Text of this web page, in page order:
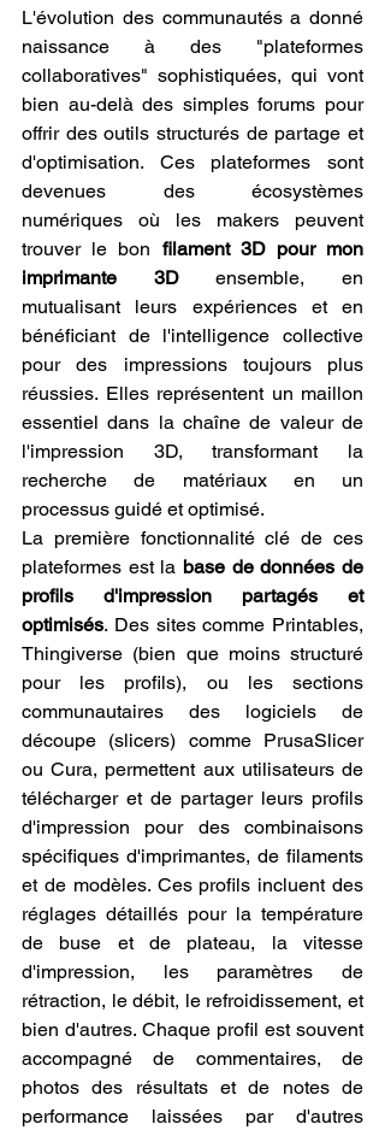
L'évolution des communautés a donné
naissance à des "plateformes
collaboratives" sophistiquées, qui vont
bien au-delà des simples forums pour
offrir des outils structurés de partage et
d'optimisation. Ces plateformes sont
devenues des écosystèmes
numériques où les makers peuvent
trouver le bon filament 3D pour mon
imprimante 3D ensemble, en
mutualisant leurs expériences et en
bénéficiant de l'intelligence collective
pour des impressions toujours plus
réussies. Elles représentent un maillon
essentiel dans la chaîne de valeur de
l'impression 3D, transformant la
recherche de matériaux en un
processus guidé et optimisé.
La première fonctionnalité clé de ces
plateformes est la base de données de
profils d'impression partagés et
optimisés. Des sites comme Printables,
Thingiverse (bien que moins structuré
pour les profils), ou les sections
communautaires des logiciels de
découpe (slicers) comme PrusaSlicer
ou Cura, permettent aux utilisateurs de
télécharger et de partager leurs profils
d'impression pour des combinaisons
spécifiques d'imprimantes, de filaments
et de modèles. Ces profils incluent des
réglages détaillés pour la température
de buse et de plateau, la vitesse
d'impression, les paramètres de
rétraction, le débit, le refroidissement, et
bien d'autres. Chaque profil est souvent
accompagné de commentaires, de
photos des résultats et de notes de
performance laissées par d'autres